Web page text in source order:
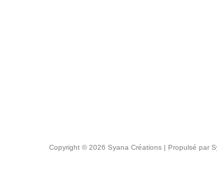
Copyright © 2026 Syana Créations | Propulsé par